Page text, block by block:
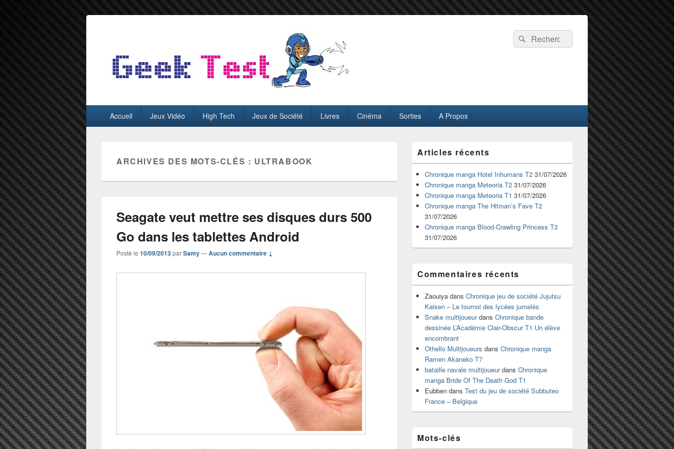
GeekTest
Recherche :
Rechercher
principalAccueil Jeux Vidéo High Tech Jeux de Société Livres Cinéma Sorties A Propos
ARCHIVES DES MOTS-CLÉS : ULTRABOOK
Seagate veut mettre ses disques durs 500
Go dans les tablettes Android
Posté le 10/09/2013parSamy—Aucun commentaire ↓
principale
de
widget
pour
barre
latérale
Articles récents
Chronique manga Hotel Inhumans T2 31/07/2026
Chronique manga Meteoria T2 31/07/2026
Chronique manga Meteoria T1 31/07/2026
Chronique manga The Hitman’s Fave T2
31/07/2026
Chronique manga Blood-Crawling Princess T3
31/07/2026
Commentaires récents
Zaouiya dans Chronique jeu de société Jujutsu
Kaisen – Le tournoi des lycées jumelés
Snake multijoueurdans Chronique bande
dessinée L’Académie Clair-Obscur T1 Un élève
encombrant
Othello Multijoueurs dans Chronique manga
Ramen Akaneko T7
bataille navale multijoueurdans Chronique
manga Bride Of The Death God T1
Eubben dans Test du jeu de société Subbuteo
France – Belgique
Mots-clés